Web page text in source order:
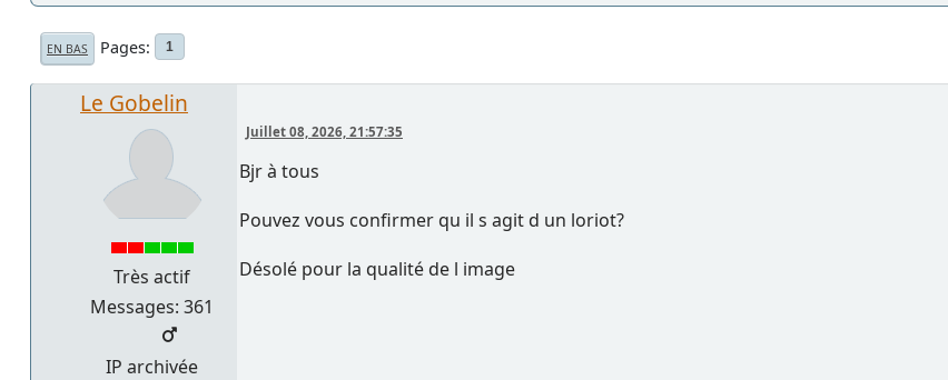
EN BAS Pages 1
Le Gobelin
Très actif
Messages: 361
IP archivée
Juillet 08, 2026, 21:57:35
Bjr à tous
Pouvez vous confirmer qu il s agit d un loriot?
Désolé pour la qualité de l image